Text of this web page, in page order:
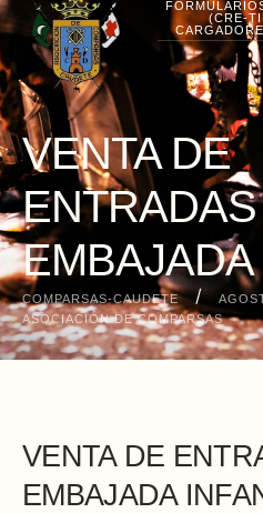
(CRE-
VENTA DE
ENTRADAS
EMBAJADA
COMPARSAS-CAUDETE /
ASOCIACIÓN DE COMPARSAS
VENTA DE
EMBAJADA